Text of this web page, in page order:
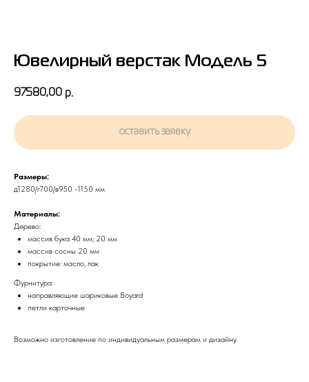
Ювелирный верстак Модель 5
97580,00 р.
оставить заявку
Размеры:
д1280/г700/в950 -1150 мм
Материалы:
Дерево:
массив бука 40 мм; 20 мм
массив сосны 20 мм
покрытие: масло, лак
Фурнитура:
направляющие шариковые Boyard
петли карточные
Возможно изготовление по индивидуальным размерам и дизайну.